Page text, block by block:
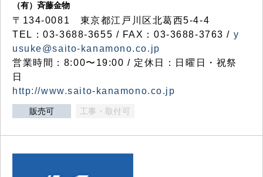
（有）斉藤金物
〒134-0081 東京都江戸川区北葛西5-4-4
TEL：03-3688-3655 / FAX：03-3688-3763 / y
usuke@saito-kanamono.co.jp
営業時間：8:00〜19:00 / 定休日：日曜日・祝祭
日
http://www.saito-kanamono.co.jp
販売可 工事・取付可